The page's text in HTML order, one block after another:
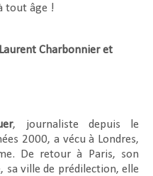
tout âge !
Charbonnier et
, journaliste depuis le
2000, a vécu à Londres,
De retour à Paris, son
sa ville de prédilection, elle